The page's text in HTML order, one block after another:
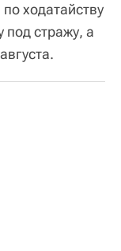
ходатайству
под стражу, а